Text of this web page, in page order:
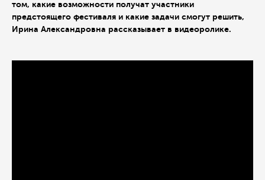
том, какие возможности получат участники
предстоящего фестиваля и какие задачи смогут решить,
Ирина Александровна рассказывает в видеоролике.